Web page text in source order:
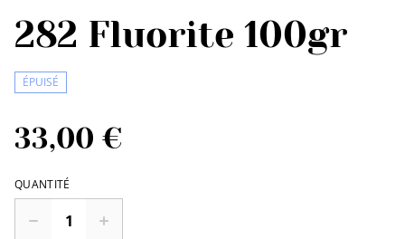
282 Fluorite 100gr
ÉPUISÉ
33,00 €
QUANTITÉ